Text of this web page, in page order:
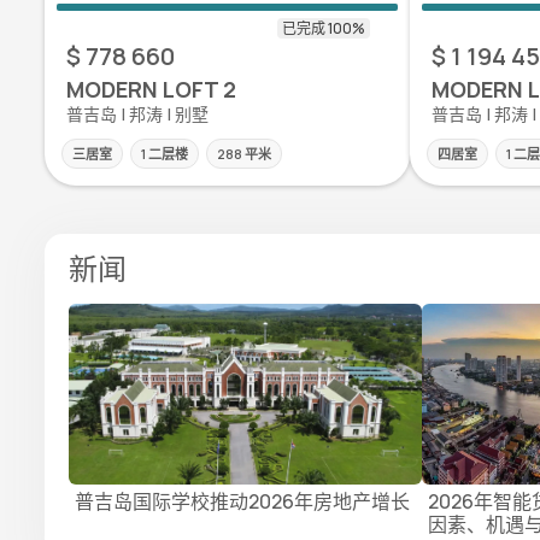
$ 778 660
MODERN LOFT 2
普吉岛 | 邦涛 | 别墅
三居室 1 二层楼 288 平米
$ 1 194
MODERN
普吉岛 | 邦涛
四居室 1 二
新闻
普吉岛国际学校推动2026年房地产增长
2026年智能
因素、机遇